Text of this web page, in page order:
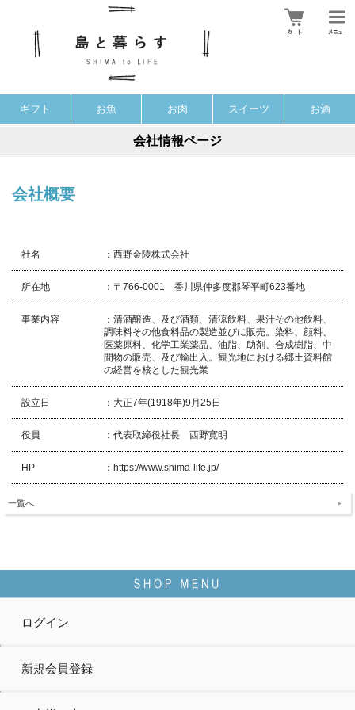
ギフト お魚 お肉 スイーツ お酒
会社情報ページ
会社概要
社名 ：西野金陵株式会社
所在地 ：〒766-0001 香川県仲多度郡琴平町623番地
事業内容
：清酒醸造、及び酒類、清涼飲料、果汁その他飲料、
調味料その他食料品の製造並びに販売。染料、顔料、
医薬原料、化学工業薬品、油脂、助剤、合成樹脂、中
間物の販売、及び輸出入。観光地における郷土資料館
の経営を核とした観光業
設立日 ：大正7年(1918年)9月25日
役員 ：代表取締役社長 西野寛明
HP ：https://www.shima-life.jp/
一覧へ
ログイン
新規会員登録